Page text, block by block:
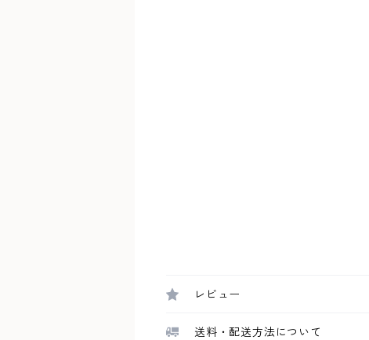
レビュー
送料・配送方法について